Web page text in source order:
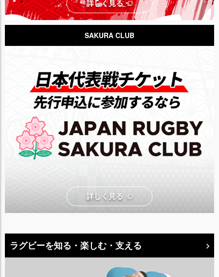
詳しく見る
SAKURA CLUB
詳しく見る
ラグビーを知る・楽しむ・支える